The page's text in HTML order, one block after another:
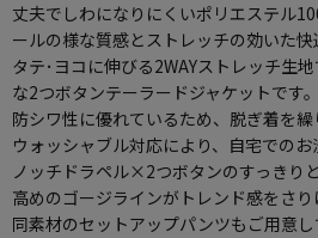
丈夫でしわになりにくいポリエステル
ールの様な質感とストレッチの効いた快
タテ･ヨコに伸びる2WAYストレッチ生
な2つボタンテーラードジャケットです。
防シワ性に優れているため、脱ぎ着を繰
ウォッシャブル対応により、自宅でのお
ノッチドラペル×2つボタンのすっきり
高めのゴージラインがトレンド感をさり
同素材のセットアップパンツもご用意し